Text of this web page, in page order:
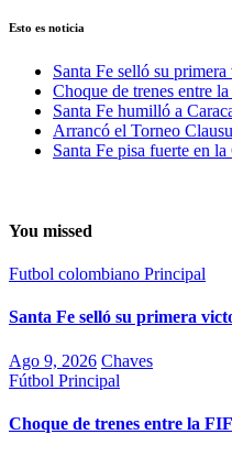
Esto es noticia
Santa Fe selló su
Choque de trenes entre
Santa Fe humilló a
Arrancó el Torneo
Santa Fe pisa fuerte en
You missed
Futbol colombiano Principal
Santa Fe selló su primera
Ago 9, 2026 Chaves
Fútbol Principal
Choque de trenes entre la